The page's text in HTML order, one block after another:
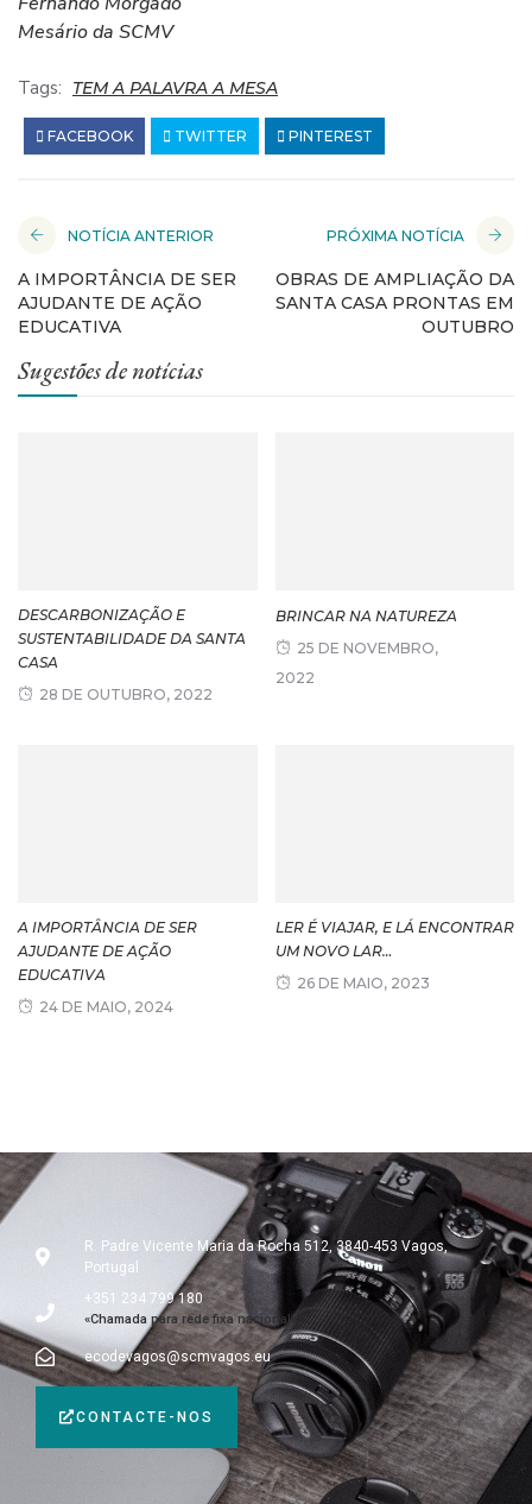
Mesário da SCMV
Tags: TEM A PALAVRA A MESA
FACEBOOK TWITTER PINTEREST
NOTÍCIA ANTERIOR
A IMPORTÂNCIA DE SER
AJUDANTE DE AÇÃO
EDUCATIVA
PRÓXIMA NOTÍCIA
OBRAS DE AMPLIAÇÃO DA
SANTA CASA PRONTAS EM
OUTUBRO
Sugestões de notícias
DESCARBONIZAÇÃO E
SUSTENTABILIDADE DA SANTA
CASA
28 DE OUTUBRO, 2022
BRINCAR NA NATUREZA
25 DE NOVEMBRO,
2022
A IMPORTÂNCIA DE SER
AJUDANTE DE AÇÃO
EDUCATIVA
24 DE MAIO, 2024
LER É VIAJAR, E LÁ ENCONTRAR
UM NOVO LAR…
26 DE MAIO, 2023
R. Padre Vicente Maria da Rocha 512, 3840-453 Vagos,
Portugal
+351 234 799 180
«Chamada para rede fixa nacional»
ecodevagos@scmvagos.eu
CONTACTE-NOS